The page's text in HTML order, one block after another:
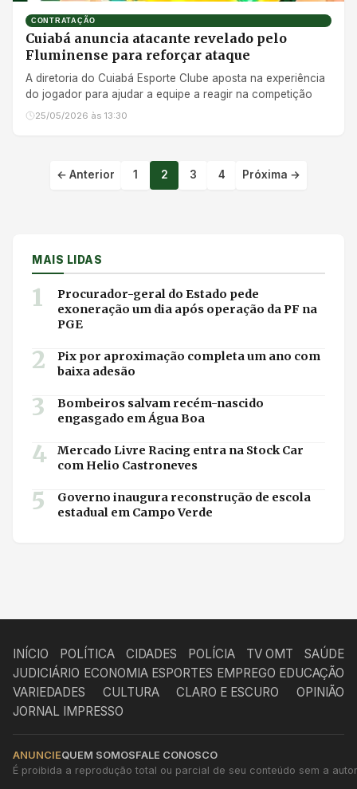
CONTRATAÇÃO
Cuiabá anuncia atacante revelado pelo
Fluminense para reforçar ataque
A diretoria do Cuiabá Esporte Clube aposta na experiência
do jogador para ajudar a equipe a reagir na competição
25/05/2026 às 13:30
Paginação de
← Anterior 1 2 3 4 Próxima →
MAIS LIDAS
1
Procurador-geral do Estado pede
exoneração um dia após operação da PF na
PGE
2
Pix por aproximação completa um ano com
baixa adesão
3
Bombeiros salvam recém-nascido
engasgado em Água Boa
4
Mercado Livre Racing entra na Stock Car
com Helio Castroneves
5
Governo inaugura reconstrução de escola
estadual em Campo Verde
INÍCIO POLÍTICA CIDADES POLÍCIA TV OMT
SAÚDE
JUDICIÁRIO ECONOMIA ESPORTES EMPREGO EDUCAÇÃO
VARIEDADES
CULTURA CLARO E ESCURO
OPINIÃO
JORNAL IMPRESSO
ANUNCIEQUEM SOMOSFALE CONOSCO
É proibida a reprodução total ou parcial de seu conteúdo sem a